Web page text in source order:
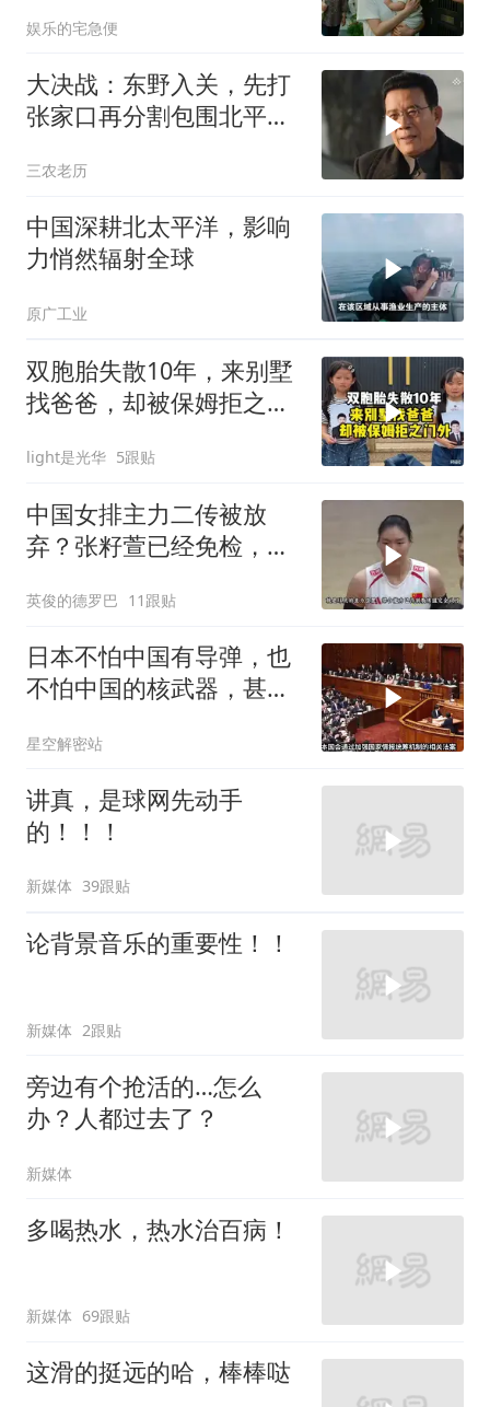
娱乐的宅急便
大决战：东野入关，先打
张家口再分割包围北平，
三农老历
中国深耕北太平洋，影响
力悄然辐射全球
原广工业
双胞胎失散10年，来别墅
找爸爸，却被保姆拒之门
light是光华 5跟贴
中国女排主力二传被放
弃？张籽萱已经免检，赵
英俊的德罗巴 11跟贴
日本不怕中国有导弹，也
不怕中国的核武器，甚至
星空解密站
讲真，是球网先动手
的！！！
新媒体 39跟贴
论背景音乐的重要性！！
新媒体 2跟贴
旁边有个抢活的…怎么
办？人都过去了？
新媒体
多喝热水，热水治百病！
新媒体 69跟贴
这滑的挺远的哈，棒棒哒